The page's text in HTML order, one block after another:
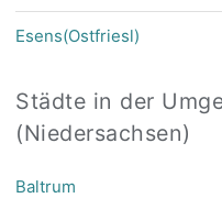
Esens(Ostfriesl)
Städte in der
(Niedersachsen)
Baltrum